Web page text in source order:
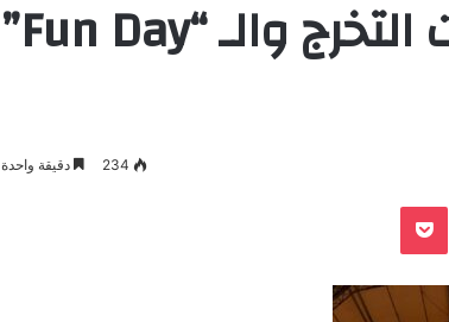
على عرش تنظيم حفلات التخرج والـ “Fun Day”
234 دقيقة واحدة
بوكيت